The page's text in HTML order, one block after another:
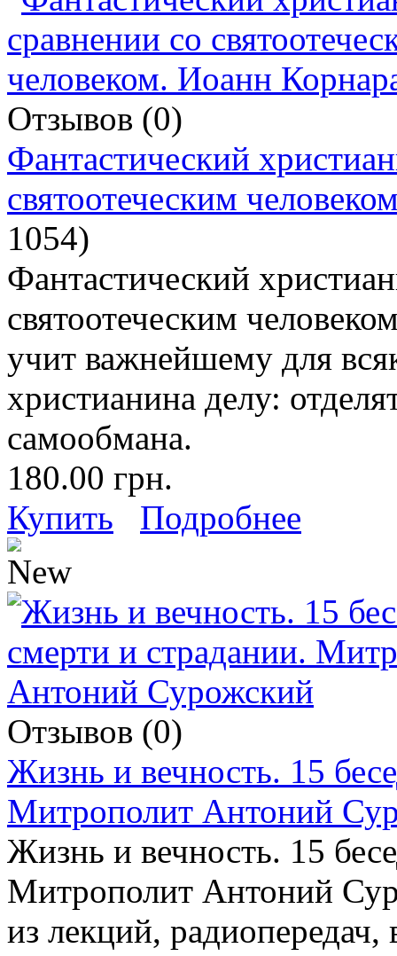
Отзывов (0)
Фантастический
святоотеческим
1054)
Фантастический
святоотеческим
учит важнейшему для
христианина делу:
самообмана.
180.00 грн.
Купить
Подробнее
Отзывов (0)
Жизнь и вечность. 15
Митрополит Антоний
Жизнь и вечность. 15
Митрополит Антоний
из лекций,